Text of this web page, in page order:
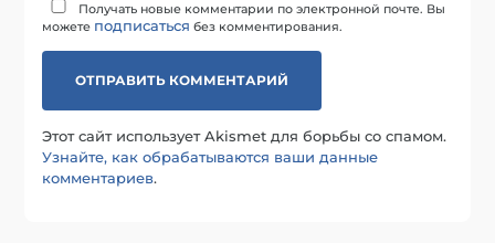
Получать новые комментарии по электронной почте. Вы
можете подписаться без комментирования.
Этот сайт использует Akismet для борьбы со спамом.
Узнайте, как обрабатываются ваши данные
комментариев.